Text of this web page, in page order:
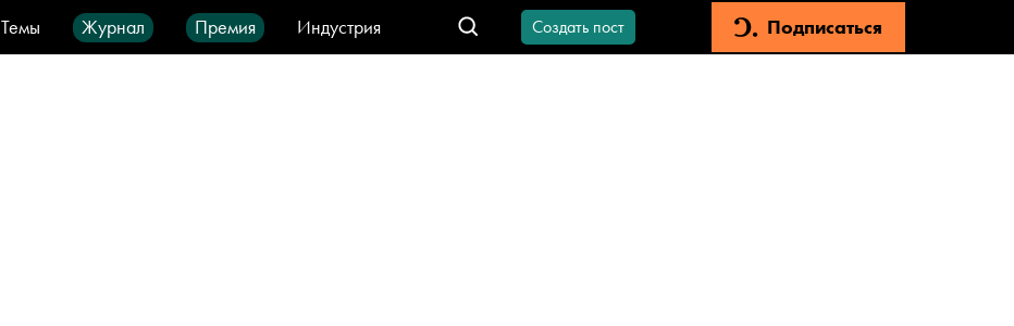
Темы Журнал Премия
Индустрия
Видео Город IT-продукты
Создать пост Подписаться